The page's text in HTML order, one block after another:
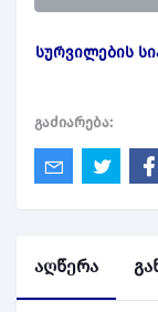
სურვილების
გაძიარება:
აღწერა